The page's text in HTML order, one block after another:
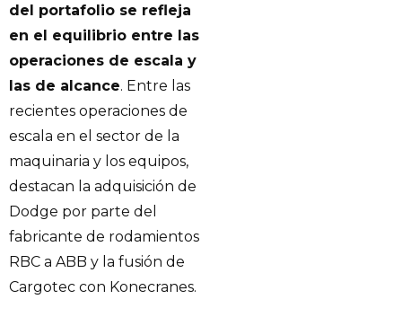
del portafolio se refleja
en el equilibrio entre las
operaciones de escala y
las de alcance. Entre las
recientes operaciones de
escala en el sector de la
maquinaria y los equipos,
destacan la adquisición de
Dodge por parte del
fabricante de rodamientos
RBC a ABB y la fusión de
Cargotec con Konecranes.